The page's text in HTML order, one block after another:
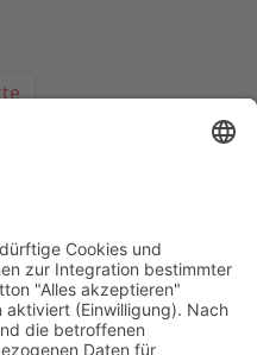
der Einheitlichen
gemäß § 185a SGB IX in
des LWV Hessen
wird unter Einbindung
Arbeit, Integration,
des
Wirtschaft e. V.